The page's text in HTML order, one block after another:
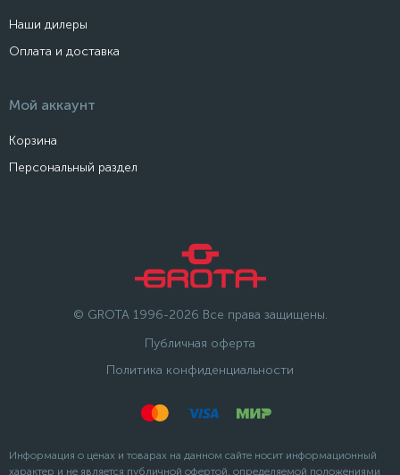
Наши дилеры
Оплата и доставка
Мой аккаунт
Корзина
Персональный раздел
© GROTA 1996-2026 Все права защищены.
Информация о ценах и товарах на данном сайте носит информационный
характер и не является публичной офертой, определяемой положениями
Публичная оферта
Политика конфиденциальности